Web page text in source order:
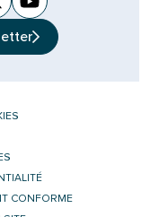
nouvel onglet)
un nouvel
dans un nouvel
(Twitter) dans un
YouTube
(ouverture dans
CONFORME